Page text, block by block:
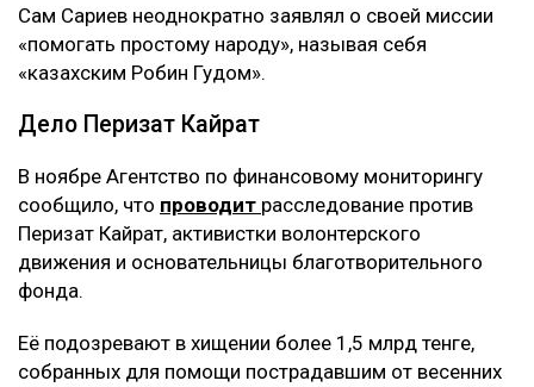
Сам Сариев неоднократно заявлял о своей миссии
«помогать простому народу», называя себя
«казахским Робин Гудом».
Дело Перизат Кайрат
В ноябре Агентство по финансовому мониторингу
сообщило, что проводит расследование против
Перизат Кайрат, активистки волонтерского
движения и основательницы благотворительного
фонда.
Её подозревают в хищении более 1,5 млрд тенге,
собранных для помощи пострадавшим от весенних